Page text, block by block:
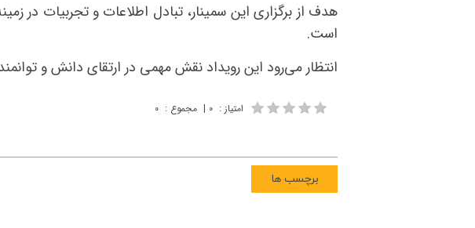
هدف از برگزاری این سمینار، تبادل اطلاعات و تجربیات در
است.
انتظار می‌رود این رویداد نقش مهمی در ارتقای دانش و
امتیاز : ۰ | مجموع : ۰
برچسب ها